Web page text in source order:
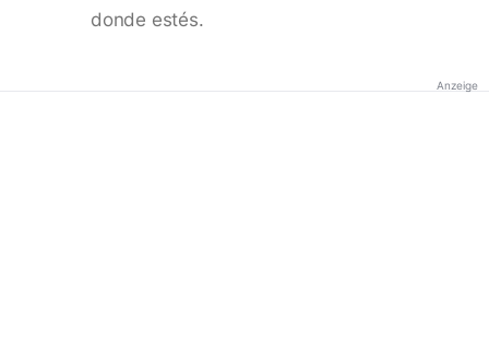
donde estés.
Anzeige